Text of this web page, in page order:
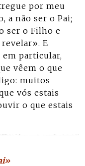
por meu
a não ser o Pai;
ser o Filho e
E
particular,
vêem o que
muitos
vós estais
o que estais